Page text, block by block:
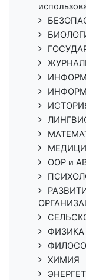
ООР и
ФИЗИКА
ХИМИЯ